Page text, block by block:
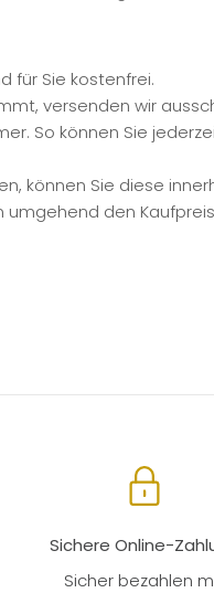
für Sie kostenfrei.
versenden wir
So können Sie
können Sie diese
umgehend den
Sichere Online-
Sicher bezahlen